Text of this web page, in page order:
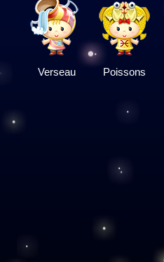
Verseau Poissons